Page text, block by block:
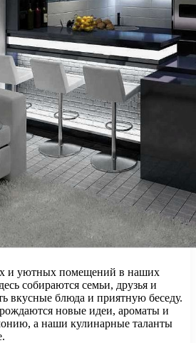
и уютных помещений в наших
собираются семьи, друзья и
вкусные блюда и приятную беседу.
новые идеи, ароматы и
а наши кулинарные таланты